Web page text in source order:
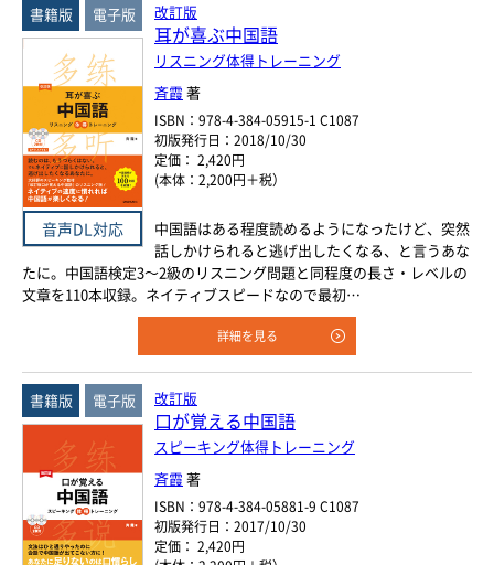
音声DL対応
改訂版
耳が喜ぶ中国語
リスニング体得トレーニング
斉霞 著
ISBN：978-4-384-05915-1 C1087
初版発行日：2018/10/30
定価： 2,420円
(本体：2,200円＋税）
中国語はある程度読めるようになったけど、突然
話しかけられると逃げ出したくなる、と言うあな
たに。中国語検定3～2級のリスニング問題と同程度の長さ・レベルの
文章を110本収録。ネイティブスピードなので最初…
書籍版 電子版
詳細を見る
改訂版
口が覚える中国語
スピーキング体得トレーニング
斉霞 著
ISBN：978-4-384-05881-9 C1087
初版発行日：2017/10/30
定価： 2,420円
書籍版 電子版